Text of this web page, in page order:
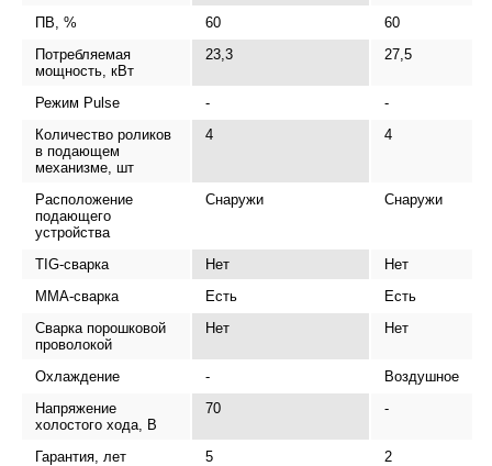
ПВ, % 60
60
Потребляемая
мощность, кВт
23,3 27,5
Режим Pulse -
-
Количество роликов
в подающем
механизме, шт
4 4
Расположение
подающего
устройства
Снаружи Снаружи
TIG-сварка Нет
Нет
MMA-сварка
Есть
Есть
Сварка порошковой
проволокой
Нет Нет
Охлаждение -
Воздушное
Напряжение
холостого хода, В
70 -
Гарантия, лет 5
2